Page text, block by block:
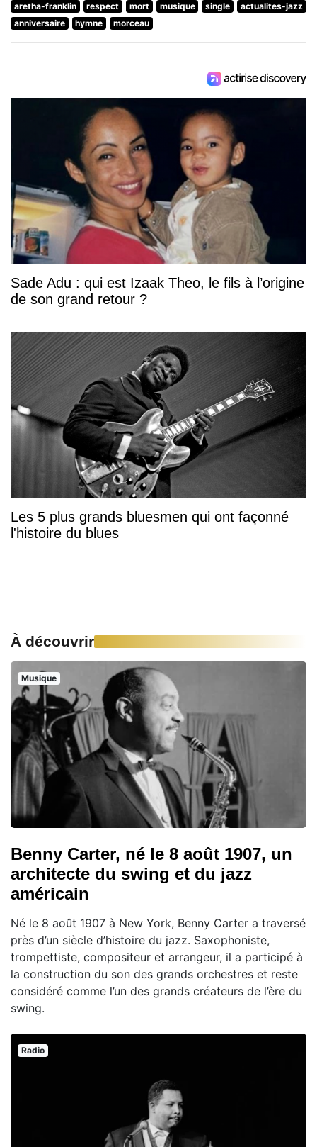
aretha-franklin respect mort musique single
actualites-jazz
anniversaire
hymne morceau
Sade Adu : qui est Izaak Theo, le fils à l’origine
de son grand retour ?
Les 5 plus grands bluesmen qui ont façonné
l'histoire du blues
À découvrir
Musique
Benny Carter, né le 8 août 1907, un
architecte du swing et du jazz
américain
Né le 8 août 1907 à New York, Benny Carter a traversé
près d’un siècle d’histoire du jazz. Saxophoniste,
trompettiste, compositeur et arrangeur, il a participé à
la construction du son des grands orchestres et reste
considéré comme l’un des grands créateurs de l’ère du
swing.
Radio